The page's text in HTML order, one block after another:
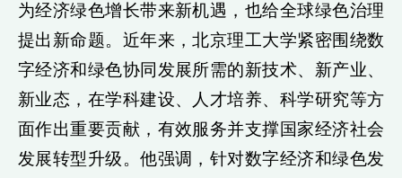
为经济绿色增长带来新机遇，也给全球绿色治理
提出新命题。近年来，北京理工大学紧密围绕数
字经济和绿色协同发展所需的新技术、新产业、
新业态，在学科建设、人才培养、科学研究等方
面作出重要贡献，有效服务并支撑国家经济社会
发展转型升级。他强调，针对数字经济和绿色发